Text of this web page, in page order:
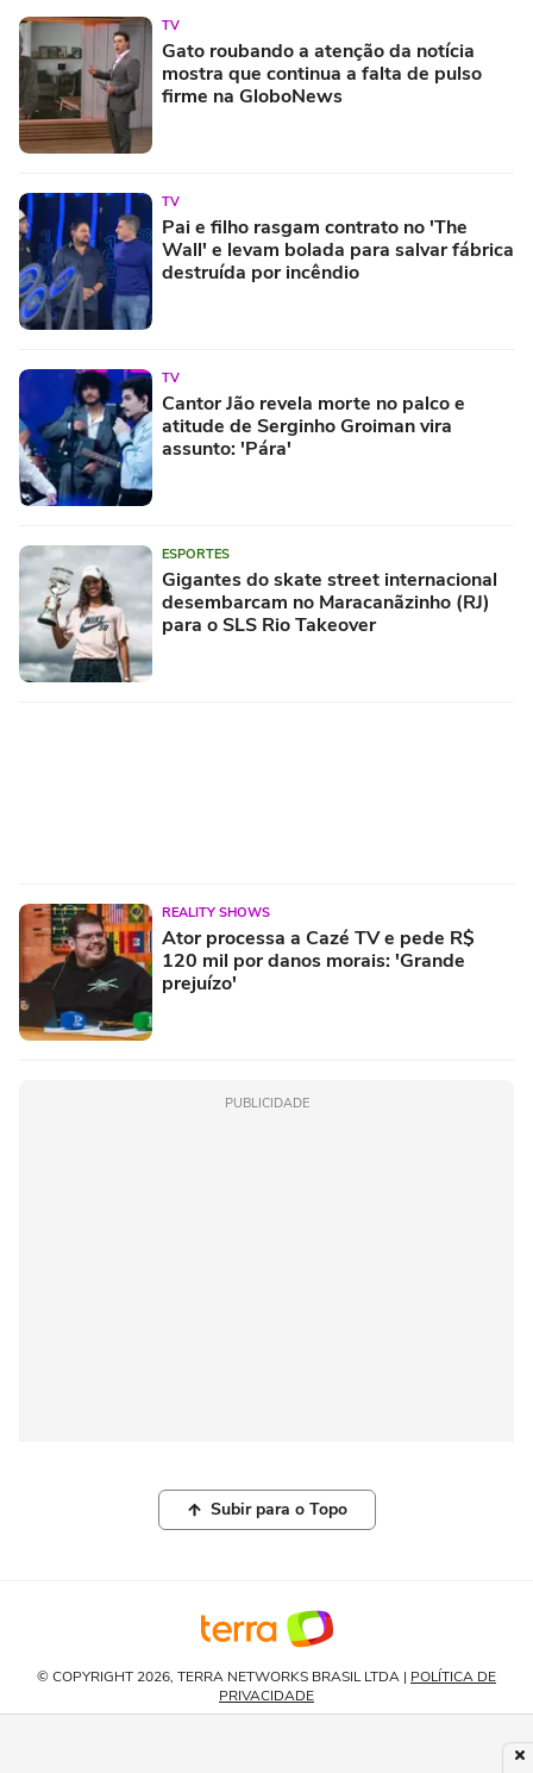
TV
Gato roubando a atenção da notícia
mostra que continua a falta de pulso
firme na GloboNews
TV
Pai e filho rasgam contrato no 'The
Wall' e levam bolada para salvar fábrica
destruída por incêndio
TV
Cantor Jão revela morte no palco e
atitude de Serginho Groiman vira
assunto: 'Pára'
ESPORTES
Gigantes do skate street internacional
desembarcam no Maracanãzinho (RJ)
para o SLS Rio Takeover
REALITY SHOWS
Ator processa a Cazé TV e pede R$
120 mil por danos morais: 'Grande
prejuízo'
PUBLICIDADE
Subir para o Topo
© COPYRIGHT 2026, TERRA NETWORKS BRASIL LTDA | POLÍTICA DE
PRIVACIDADE